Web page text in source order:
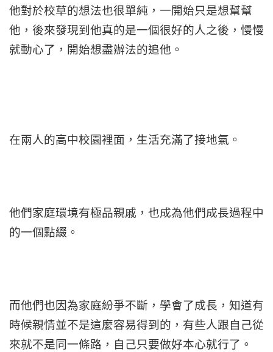
他對於校草的想法也很單純，一開始只是想幫幫
他，後來發現到他真的是一個很好的人之後，慢慢
就動心了，開始想盡辦法的追他。
在兩人的高中校園裡面，生活充滿了接地氣。
他們家庭環境有極品親戚，也成為他們成長過程中
的一個點綴。
而他們也因為家庭紛爭不斷，學會了成長，知道有
時候親情並不是這麼容易得到的，有些人跟自己從
來就不是同一條路，自己只要做好本心就行了。